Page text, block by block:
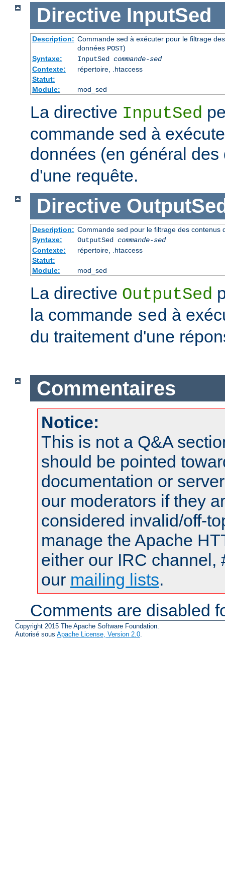
Directive InputSed
Description: Commande sed à exécuter pour le filtrage
données POST)
Syntaxe:
InputSed commande-sed
Contexte:
répertoire, .htaccess
Statut:
Module:
mod_sed
La directive InputSed
commande sed à
données (en général
d'une requête.
Directive
Description: Commande sed pour le filtrage des contenus
Syntaxe:
OutputSed commande-sed
Contexte:
répertoire, .htaccess
Statut:
Module:
mod_sed
La directive OutputSed
la commande sed à
du traitement d'une
Commentaires
Notice:
This is not a Q&A
should be pointed
documentation or
our moderators if they
considered invalid/off-
manage the Apache
either our IRC channel,
our mailing lists.
Comments are disabled
Copyright 2015 The Apache Software Foundation.
Autorisé sous Apache License, Version 2.0